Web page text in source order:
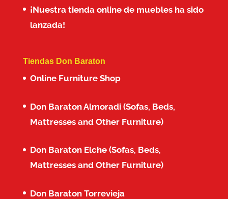
¡Nuestra tienda online de muebles ha sido
lanzada!
Tiendas Don Baraton
Online Furniture Shop
Don Baraton Almoradi (Sofas, Beds,
Mattresses and Other Furniture)
Don Baraton Elche (Sofas, Beds,
Mattresses and Other Furniture)
Don Baraton Torrevieja